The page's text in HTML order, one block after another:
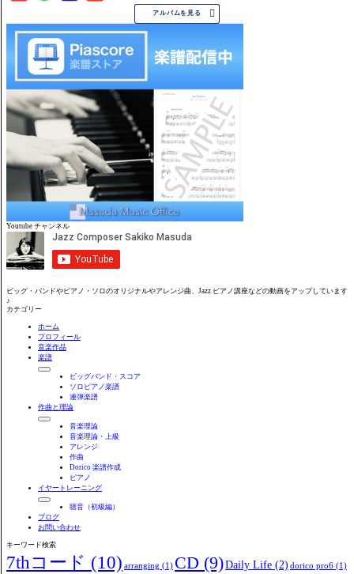
アルバムを見る 
Youtube チャンネル
ビッグ・バンドやピアノ・ソロのオリジナルやアレンジ曲、Jazz ピアノ講座などの動画をアップしています
♪
カテゴリー
ホーム
プロフィール
音楽作品
楽譜
ビッグバンド・スコア
ソロピアノ楽譜
連弾楽譜
作曲と理論
音楽理論
音楽理論・上級
アレンジ
作曲
Dorico 楽譜作成
ピアノ
イヤートレーニング
聴音（初級編）
ブログ
お問い合わせ
キーワード検索
7thコード (10) arranging (1) CD (9)Daily Life (2) dorico pro6 (1)